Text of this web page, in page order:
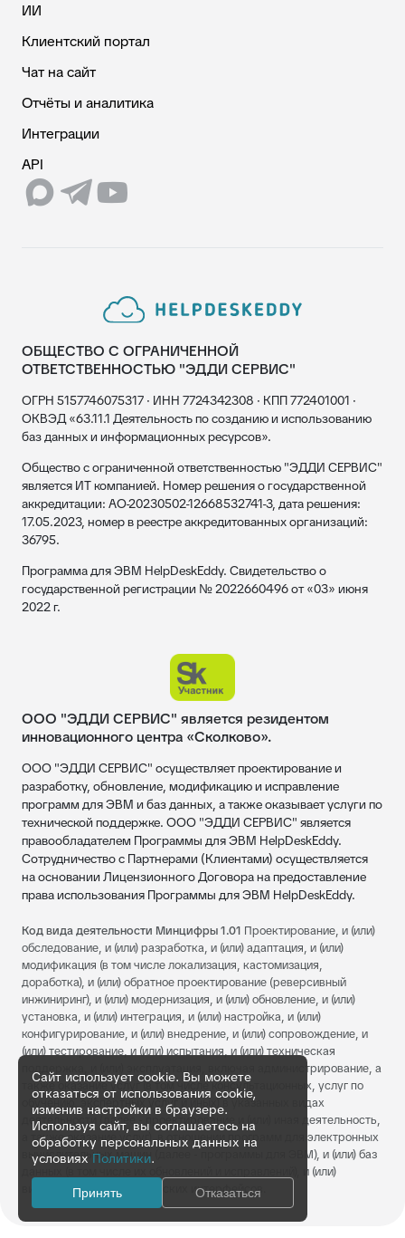
ИИ
Клиентский портал
Чат на сайт
Отчёты и аналитика
Интеграции
API
ОБЩЕСТВО С ОГРАНИЧЕННОЙ
ОТВЕТСТВЕННОСТЬЮ "ЭДДИ СЕРВИС"
ОГРН 5157746075317 · ИНН 7724342308 · КПП 772401001 ·
ОКВЭД «63.11.1 Деятельность по созданию и использованию
баз данных и информационных ресурсов».
Общество с ограниченной ответственностью "ЭДДИ СЕРВИС"
является ИТ компанией. Номер решения о государственной
аккредитации: АО-20230502-12668532741-3, дата решения:
17.05.2023, номер в реестре аккредитованных организаций:
36795.
Программа для ЭВМ HelpDeskEddy. Свидетельство о
государственной регистрации № 2022660496 от «03» июня
2022 г.
ООО "ЭДДИ СЕРВИС" является резидентом
инновационного центра «Сколково».
ООО "ЭДДИ СЕРВИС" осуществляет проектирование и
разработку, обновление, модификацию и исправление
программ для ЭВМ и баз данных, а также оказывает услуги по
технической поддержке. ООО "ЭДДИ СЕРВИС" является
правообладателем Программы для ЭВМ HelpDeskEddy.
Сотрудничество с Партнерами (Клиентами) осуществляется
на основании Лицензионного Договора на предоставление
права использования Программы для ЭВМ HelpDeskEddy.
Код вида деятельности Минцифры 1.01 Проектирование, и (или)
обследование, и (или) разработка, и (или) адаптация, и (или)
модификация (в том числе локализация, кастомизация,
доработка), и (или) обратное проектирование (реверсивный
инжиниринг), и (или) модернизация, и (или) обновление, и (или)
установка, и (или) интеграция, и (или) настройка, и (или)
конфигурирование, и (или) внедрение, и (или) сопровождение, и
(или) тестирование, и (или) испытания, и (или) техническая
поддержка, и (или) эксплуатация, включая администрирование, а
также оказание услуг (в том числе консультационных, услуг по
обучению, экспертных услуг и иных) в указанных видах
деятельности (далее - проектирование и (или) иная деятельность,
а также оказание услуг), в отношении программ для электронных
вычислительных машин (далее - программы для ЭВМ), и (или) баз
данных (в том числе их обновлений и исправлений), и (или)
визуальных пользовательских интерфейсов.
Сайт использует cookie. Вы можете
отказаться от использования cookie,
изменив настройки в браузере.
Используя сайт, вы соглашаетесь на
обработку персональных данных на
условиях Политики.
Принять Отказаться